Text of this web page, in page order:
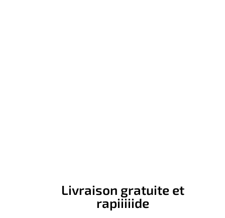
Livraison gratuite et
rapiiiiide